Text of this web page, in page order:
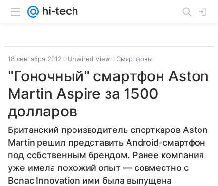
18 сентября 2012 Unwired View Смартфоны
"Гоночный" смартфон Aston
Martin Aspire за 1500
долларов
Британский производитель спорткаров Aston
Martin решил представить Android-смартфон
под собственным брендом. Ранее компания
уже имела похожий опыт — совместно с
Bonac Innovation ими была выпущена